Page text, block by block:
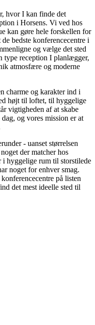
hvor I kan finde det
i Horsens. Vi ved hos
kan gøre hele forskellen for
bedste konferencecentre i
og vælge det sted
type reception I planlægger,
atmosfære og moderne
charme og karakter ind i
højt til loftet, til hyggelige
vigtigheden af at skabe
og vores mission er at
- uanset størrelsen
der matcher hos
i hyggelige rum til storstilede
noget for enhver smag.
på listen
det mest ideelle sted til